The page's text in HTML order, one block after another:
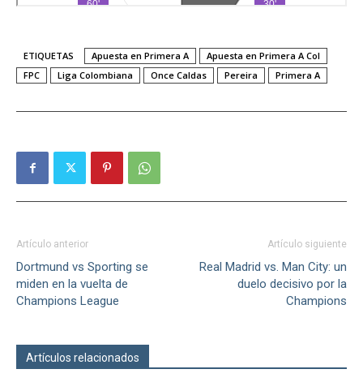
ETIQUETAS Apuesta en Primera A
Apuesta en Primera A Col
FPC
Liga Colombiana Once Caldas Pereira Primera A
Artículo anterior
Dortmund vs Sporting se
miden en la vuelta de
Champions League
Artículo siguiente
Real Madrid vs. Man City: un
duelo decisivo por la
Champions
Artículos relacionados